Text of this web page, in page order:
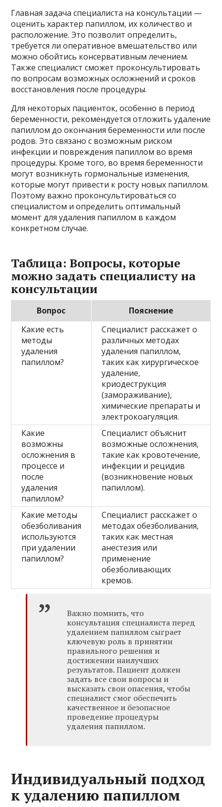
Главная задача специалиста на консультации —
оценить характер папиллом, их количество и
расположение. Это позволит определить,
требуется ли оперативное вмешательство или
можно обойтись консервативным лечением.
Также специалист сможет проконсультировать
по вопросам возможных осложнений и сроков
восстановления после процедуры.
Для некоторых пациенток, особенно в период
беременности, рекомендуется отложить удаление
папиллом до окончания беременности или после
родов. Это связано с возможным риском
инфекции и повреждения папиллом во время
процедуры. Кроме того, во время беременности
могут возникнуть гормональные изменения,
которые могут привести к росту новых папиллом.
Поэтому важно проконсультироваться со
специалистом и определить оптимальный
момент для удаления папиллом в каждом
конкретном случае.
Таблица: Вопросы, которые
можно задать специалисту на
консультации
Вопрос
Пояснение
Какие есть
методы
удаления
папиллом?
Специалист расскажет о
различных методах
удаления папиллом,
таких как хирургическое
удаление,
криодеструкция
(замораживание),
химические препараты и
электрокоагуляция.
Какие
возможны
осложнения в
процессе и
после
удаления
папиллом?
Специалист объяснит
возможные осложнения,
такие как кровотечение,
инфекции и рецидив
(возникновение новых
папиллом).
Какие методы
обезболивания
используются
при удалении
папиллом?
Специалист расскажет о
методах обезболивания,
таких как местная
анестезия или
применение
обезболивающих
кремов.
Важно помнить, что
консультация специалиста перед
удалением папиллом сыграет
ключевую роль в принятии
правильного решения и
достижении наилучших
результатов. Пациент должен
задать все свои вопросы и
высказать свои опасения, чтобы
специалист смог обеспечить
качественное и безопасное
проведение процедуры
удаления папиллом.
Индивидуальный подход
к удалению папиллом